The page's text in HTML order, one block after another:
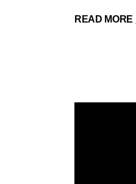
READ MORE _